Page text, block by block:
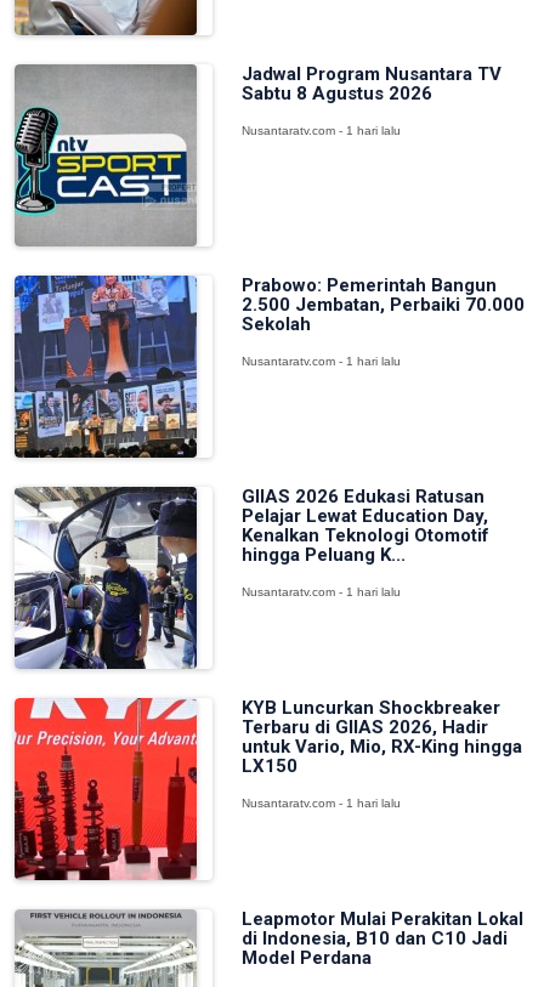
Jadwal Program Nusantara TV
Sabtu 8 Agustus 2026
Nusantaratv.com - 1 hari lalu
Prabowo: Pemerintah Bangun
2.500 Jembatan, Perbaiki 70.000
Sekolah
Nusantaratv.com - 1 hari lalu
GIIAS 2026 Edukasi Ratusan
Pelajar Lewat Education Day,
Kenalkan Teknologi Otomotif
hingga Peluang K...
Nusantaratv.com - 1 hari lalu
KYB Luncurkan Shockbreaker
Terbaru di GIIAS 2026, Hadir
untuk Vario, Mio, RX-King hingga
LX150
Nusantaratv.com - 1 hari lalu
Leapmotor Mulai Perakitan Lokal
di Indonesia, B10 dan C10 Jadi
Model Perdana